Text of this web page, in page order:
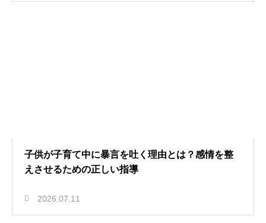
子供が子育て中に暴言を吐く理由とは？感情を整
えさせるための正しい指導
2026.07.11